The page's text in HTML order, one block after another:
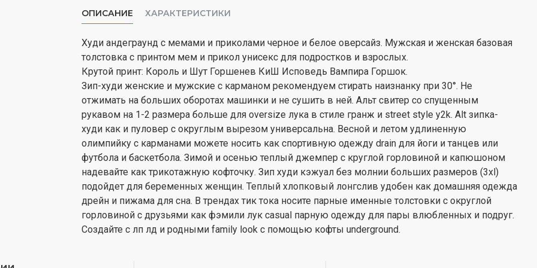
ОПИСАНИЕ ХАРАКТЕРИСТИКИ
Худи андеграунд с мемами и приколами черное и белое оверсайз. Мужская и женская базовая
толстовка с принтом мем и прикол унисекс для подростков и взрослых.
Крутой принт: Король и Шут Горшенев КиШ Исповедь Вампира Горшок.
Зип-худи женские и мужские с карманом рекомендуем стирать наизнанку при 30°. Не
отжимать на больших оборотах машинки и не сушить в ней. Альт свитер со спущенным
рукавом на 1-2 размера больше для oversize лука в стиле гранж и street style y2k. Alt зипка-
худи как и пуловер с округлым вырезом универсальна. Весной и летом удлиненную
олимпийку с карманами можете носить как спортивную одежду drain для йоги и танцев или
футбола и баскетбола. Зимой и осенью теплый джемпер с круглой горловиной и капюшоном
надевайте как трикотажную кофточку. Зип худи кэжуал без молнии больших размеров (3xl)
подойдет для беременных женщин. Теплый хлопковый лонгслив удобен как домашняя одежда
дрейн и пижама для сна. В трендах тик тока носите парные именные толстовки с округлой
горловиной с друзьями как фэмили лук casual парную одежду для пары влюбленных и подруг.
Создайте с лп лд и родными family look с помощью кофты underground.